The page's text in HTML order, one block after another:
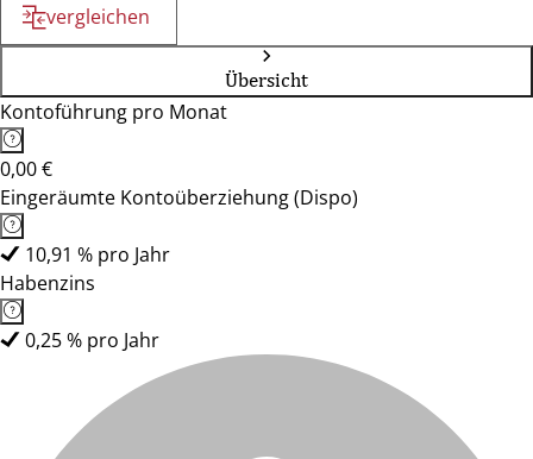
vergleichen
Übersicht
Kontoführung pro Monat
0,00 €
Eingeräumte Kontoüberziehung (Dispo)
10,91 % pro Jahr
Habenzins
0,25 % pro Jahr